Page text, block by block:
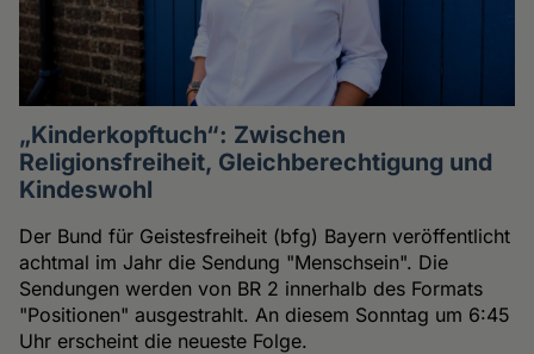
„Kinderkopftuch“: Zwischen
Religionsfreiheit, Gleichberechtigung und
Kindeswohl
Der Bund für Geistesfreiheit (bfg) Bayern veröffentlicht
achtmal im Jahr die Sendung "Menschsein". Die
Sendungen werden von BR 2 innerhalb des Formats
"Positionen" ausgestrahlt. An diesem Sonntag um 6:45
Uhr erscheint die neueste Folge.